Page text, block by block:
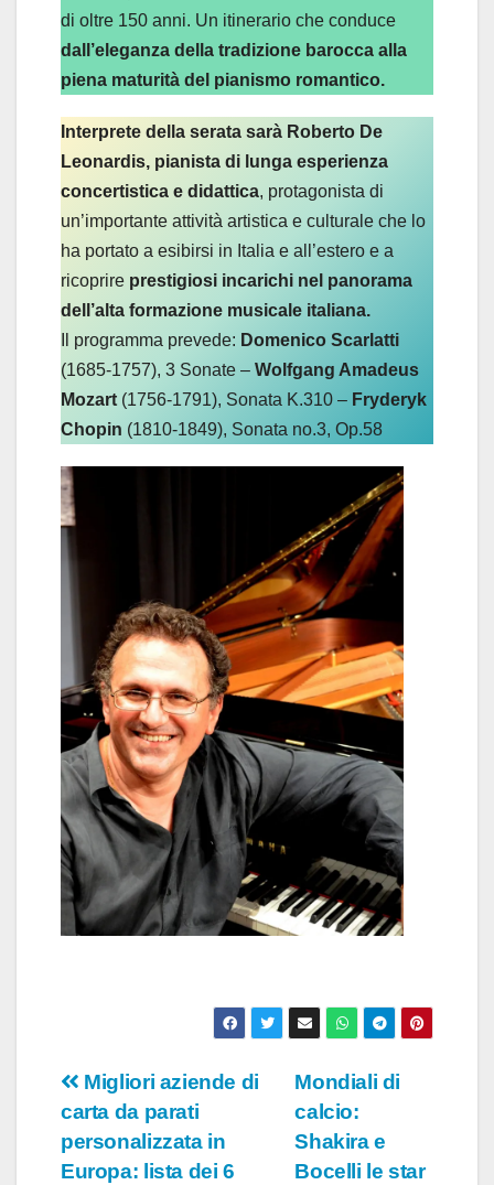
di oltre 150 anni. Un itinerario che conduce
dall’eleganza della tradizione barocca alla
piena maturità del pianismo romantico.
Interprete della serata sarà Roberto De
Leonardis, pianista di lunga esperienza
concertistica e didattica, protagonista di
un’importante attività artistica e culturale che lo
ha portato a esibirsi in Italia e all’estero e a
ricoprire prestigiosi incarichi nel panorama
dell’alta formazione musicale italiana.
Il programma prevede: Domenico Scarlatti
(1685-1757), 3 Sonate – Wolfgang Amadeus
Mozart (1756-1791), Sonata K.310 – Fryderyk
Chopin (1810-1849), Sonata no.3, Op.58
Navigazione
articoli
Mondiali di
calcio:
Shakira e
Bocelli le star
Migliori aziende di
carta da parati
personalizzata in
Europa: lista dei 6